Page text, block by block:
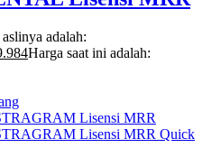
adalah:
Harga saat ini adalah:
Quick